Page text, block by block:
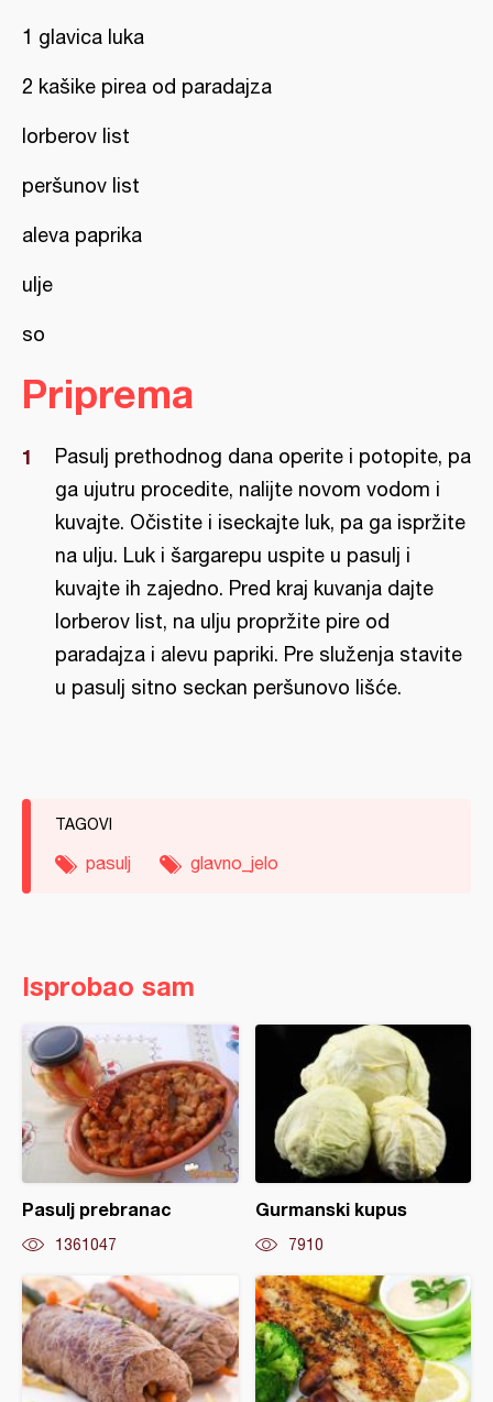
1 glavica luka
2 kašike pirea od paradajza
lorberov list
peršunov list
aleva paprika
ulje
so
Priprema
Pasulj prethodnog dana operite i potopite, pa
ga ujutru procedite, nalijte novom vodom i
kuvajte. Očistite i iseckajte luk, pa ga ispržite
na ulju. Luk i šargarepu uspite u pasulj i
kuvajte ih zajedno. Pred kraj kuvanja dajte
lorberov list, na ulju propržite pire od
paradajza i alevu papriki. Pre služenja stavite
u pasulj sitno seckan peršunovo lišće.
TAGOVI
pasulj glavno_jelo
Isprobao sam
Pasulj prebranac
1361047
Gurmanski kupus
7910